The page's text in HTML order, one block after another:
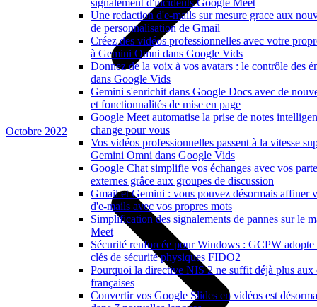
signalement d'incidents Google Meet
Une redaction d'e-mails sur mesure grace aux
de personnalisation de Gmail
Créez des vidéos professionnelles avec votre
à Gemini Omni dans Google Vids
Donnez de la voix à vos avatars : le contrôle des
dans Google Vids
Gemini s'enrichit dans Google Docs avec de
et fonctionnalités de mise en page
Google Meet automatise la prise de notes
change pour vous
Vos vidéos professionnelles passent à la vitesse
Gemini Omni dans Google Vids
Google Chat simplifie vos échanges avec vos
externes grâce aux groupes de discussion
Gmail et Gemini : vous pouvez désormais affiner
d'e-mails avec vos propres mots
Simplification des signalements de pannes sur le
Meet
Sécurité renforcée pour Windows : GCPW adopte
clés de sécurité physiques FIDO2
Pourquoi la directive NIS 2 ne suffit déjà plus aux
françaises
Convertir vos Google Slides en vidéos est
Octobre 2022